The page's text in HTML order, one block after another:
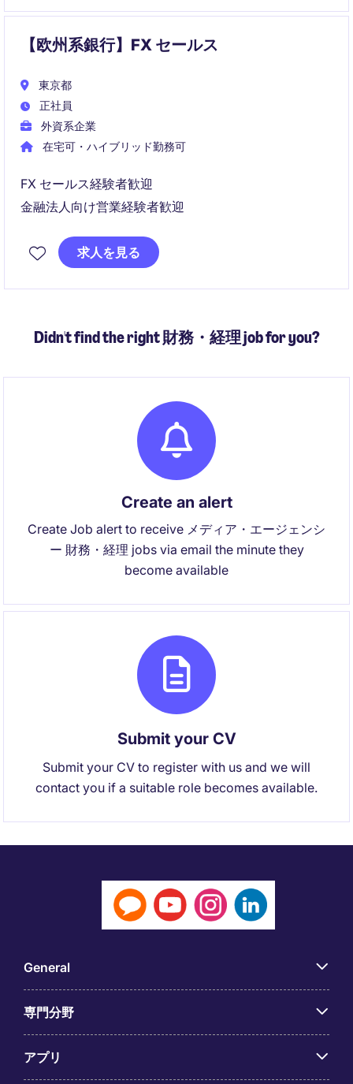
【欧州系銀行】FX セールス
東京都
正社員
外資系企業
在宅可・ハイブリッド勤務可
FX セールス経験者歓迎
金融法人向け営業経験者歓迎
求人を見る
Didn't find the right 財務・経理 job for you?
Create an alert
Create Job alert to receive メディア・エージェンシ
ー 財務・経理 jobs via email the minute they
become available
Submit your CV
Submit your CV to register with us and we will
contact you if a suitable role becomes available.
General
専門分野
アプリ